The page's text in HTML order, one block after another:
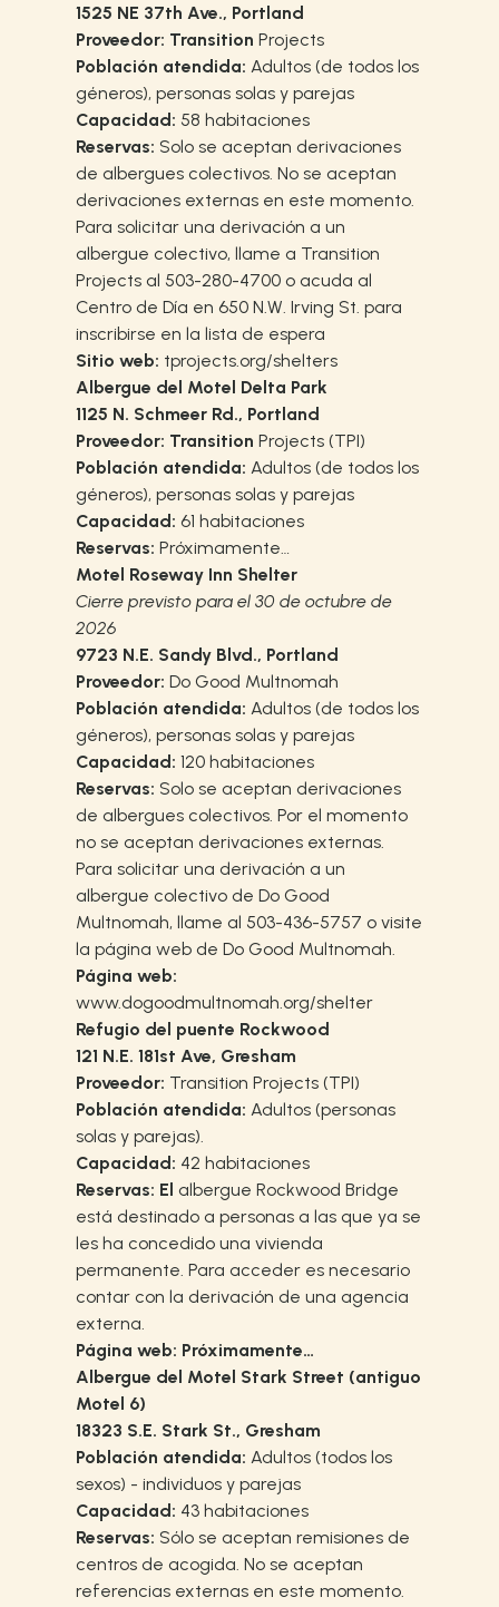
1525 NE 37th Ave., Portland
Proveedor: Transition Projects
Población atendida: Adultos (de todos los
géneros), personas solas y parejas
Capacidad: 58 habitaciones
Reservas: Solo se aceptan derivaciones
de albergues colectivos. No se aceptan
derivaciones externas en este momento.
Para solicitar una derivación a un
albergue colectivo, llame a Transition
Projects al 503-280-4700 o acuda al
Centro de Día en 650 N.W. Irving St. para
inscribirse en la lista de espera
Sitio web: tprojects.org/shelters
Albergue del Motel Delta Park
1125 N. Schmeer Rd., Portland
Proveedor: Transition Projects (TPI)
Población atendida: Adultos (de todos los
géneros), personas solas y parejas
Capacidad: 61 habitaciones
Reservas: Próximamente…
Motel Roseway Inn Shelter
Cierre previsto para el 30 de octubre de
2026
9723 N.E. Sandy Blvd., Portland
Proveedor: Do Good Multnomah
Población atendida: Adultos (de todos los
géneros), personas solas y parejas
Capacidad: 120 habitaciones
Reservas: Solo se aceptan derivaciones
de albergues colectivos. Por el momento
no se aceptan derivaciones externas.
Para solicitar una derivación a un
albergue colectivo de Do Good
Multnomah, llame al 503-436-5757 o visite
la página web de Do Good Multnomah.
Página web:
www.dogoodmultnomah.org/shelter
Refugio del puente Rockwood
121 N.E. 181st Ave, Gresham
Proveedor: Transition Projects (TPI)
Población atendida: Adultos (personas
solas y parejas).
Capacidad: 42 habitaciones
Reservas: El albergue Rockwood Bridge
está destinado a personas a las que ya se
les ha concedido una vivienda
permanente. Para acceder es necesario
contar con la derivación de una agencia
externa.
Página web: Próximamente…
Albergue del Motel Stark Street (antiguo
Motel 6)
18323 S.E. Stark St., Gresham
Población atendida: Adultos (todos los
sexos) - individuos y parejas
Capacidad: 43 habitaciones
Reservas: Sólo se aceptan remisiones de
centros de acogida. No se aceptan
referencias externas en este momento.